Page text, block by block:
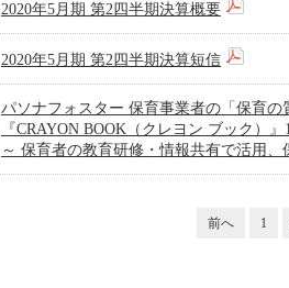
2020年5月期 第2四半期決算概要
2020年5月期 第2四半期決算短信
パソナフォスター 保育事業者の「保育の
『CRAYON BOOK（クレヨン ブック）
～ 保育者の教育研修・情報共有で活用
前へ 1